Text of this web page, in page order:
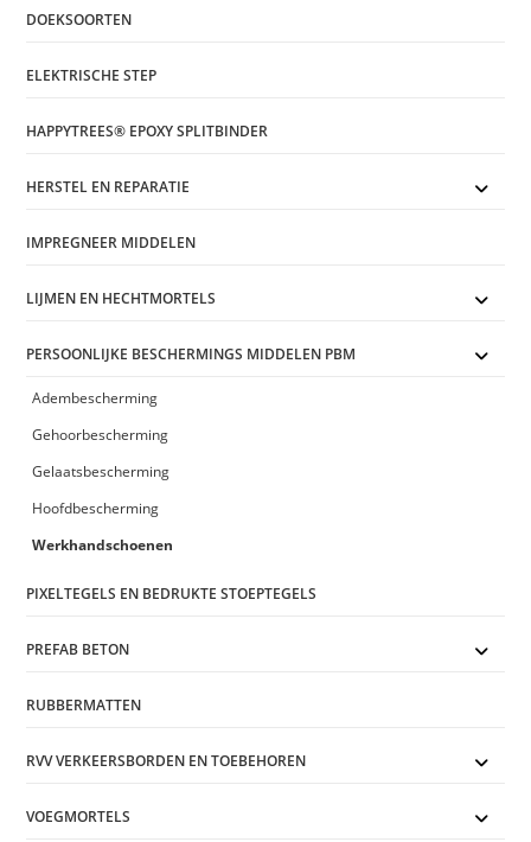
DOEKSOORTEN
ELEKTRISCHE STEP
HAPPYTREES® EPOXY SPLITBINDER
HERSTEL EN REPARATIE
IMPREGNEER MIDDELEN
LIJMEN EN HECHTMORTELS
PERSOONLIJKE BESCHERMINGS MIDDELEN PBM
Adembescherming
Gehoorbescherming
Gelaatsbescherming
Hoofdbescherming
Werkhandschoenen
PIXELTEGELS EN BEDRUKTE STOEPTEGELS
PREFAB BETON
RUBBERMATTEN
RVV VERKEERSBORDEN EN TOEBEHOREN
VOEGMORTELS